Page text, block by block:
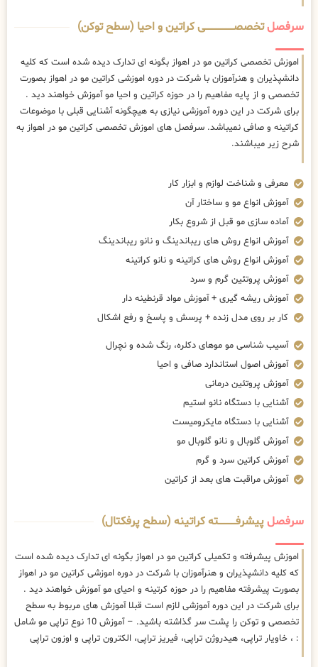
سرفصلتخصصــــــــــــــــــــی کراتین و احیا (سطح توکن)
اموزش تخصصی کراتین مو در اهواز بگونه ای تدارک دیده شده است که کلیه
دانشپذیران و هنرآموزان با شرکت در دوره اموزشی کراتین مو در اهواز بصورت
تخصصی و از پایه مفاهیم را در حوزه کراتین و احیا مو آموزش خواهند دید .
برای شرکت در این دوره آموزشی نیازی به هیچگونه آشنایی قبلی با موضوعات
کراتینه و صافی نمیباشد. سرفصل های اموزش تخصصی کراتین مو در اهواز به
شرح زیر میباشند.
معرفی و شناخت لوازم و ابزار کار
آموزش انواع مو و ساختار آن
آماده سازی مو قبل از شروع بکار
آموزش انواع روش های ریباندینگ و نانو ریباندینگ
آموزش انواع روش های کراتینه و نانو کراتینه
آموزش پروتئین گرم و سرد
آموزش ریشه گیری + آموزش مواد قرنطینه دار
کار بر روی مدل زنده + پرسش و پاسخ و رفع اشکال
آسیب شناسی مو موهای دکلره، رنگ شده و نچرال
آموزش اصول استاندارد صافی و احیا
آموزش پروتئین درمانی
آشنایی با دستگاه نانو استیم
آشنایی با دستگاه مایکرومیست
آموزش گلوبال و نانو گلوبال مو
آموزش کراتین سرد و گرم
آموزش مراقبت های بعد از کراتین
سرفصلپیشرفــــــــــــته کراتینه (سطح پرفکتال)
اموزش پیشرفته و تکمیلی کراتین مو در اهواز بگونه ای تدارک دیده شده است
که کلیه دانشپذیران و هنرآموزان با شرکت در دوره اموزشی کراتین مو در اهواز
بصورت پیشرفته مفاهیم را در حوزه کرتینه و احیای مو آموزش خواهند دید .
برای شرکت در این دوره آموزشی لازم است قبلا آموزش های مربوط به سطح
تخصصی و توکن را پشت سر گذاشته باشید. – آموزش 10 نوع تراپی مو شامل
: ، خاویار تراپی، هیدروژن تراپی، فیریز تراپی، الکترون تراپی و اوزون تراپی